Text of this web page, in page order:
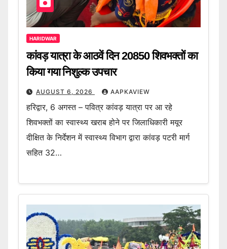
HARIDWAR
कांवड़ यात्रा के आठवें दिन 20850 शिवभक्तों का
किया गया निशुल्क उपचार
AUGUST 6, 2026 AAPKAVIEW
हरिद्वार, 6 अगस्त – पवित्र कांवड़ यात्रा पर आ रहे
शिवभक्तों का स्वास्थ्य खराब होने पर जिलाधिकारी मयूर
दीक्षित के निर्देशन में स्वास्थ्य विभाग द्वारा कांवड़ पटरी मार्ग
सहित 32…